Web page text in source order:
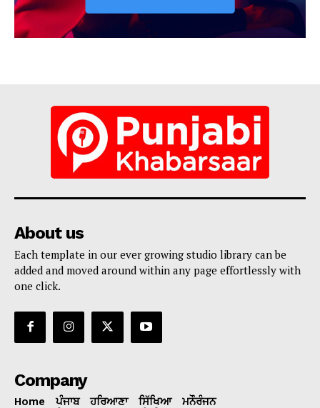
About us
Each template in our ever growing studio library can be
added and moved around within any page effortlessly with
one click.
Company
Home ਪੰਜਾਬ ਹਰਿਆਣਾ ਸਿੱਖਿਆ
ਮਨੌਰੰਜਨ